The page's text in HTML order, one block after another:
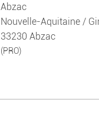
Abzac
Nouvelle-Aquitaine /
33230 Abzac
(PRO)